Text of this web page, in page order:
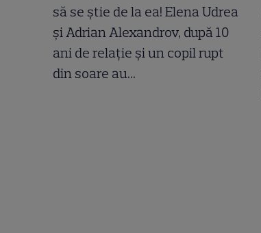
să se știe de la ea! Elena Udrea
și Adrian Alexandrov, după 10
ani de relație și un copil rupt
din soare au...